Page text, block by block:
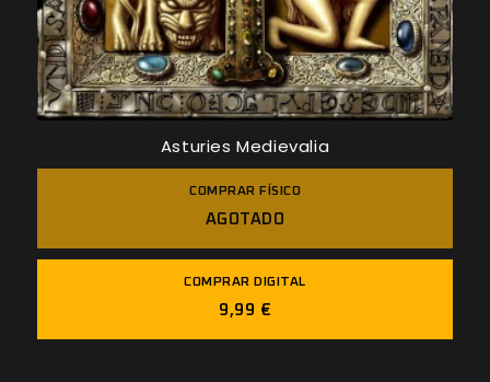
Asturies Medievalia
COMPRAR FÍSICO
AGOTADO
COMPRAR DIGITAL
9,99 €